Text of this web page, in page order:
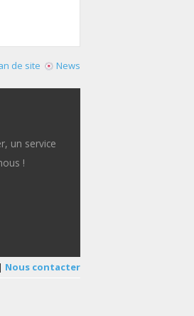
News
de site
un service
!
Nous contacter